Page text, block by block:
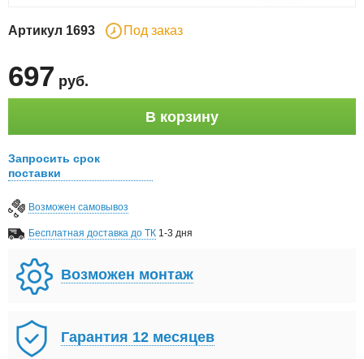
Артикул 1693 Под заказ
697 руб.
В корзину
Запросить срок
поставки
Возможен самовывоз
Бесплатная доставка до ТК 1-3 дня
Возможен монтаж
Гарантия 12 месяцев